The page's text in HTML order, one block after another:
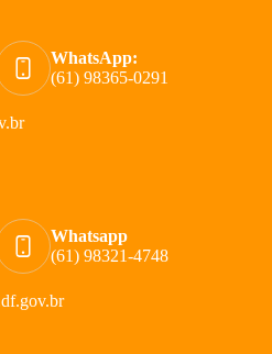
WhatsApp:
(61) 98365-0291
Whatsapp
(61) 98321-4748